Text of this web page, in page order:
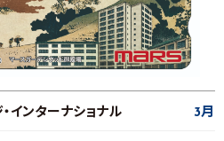
インターナショナル 3月